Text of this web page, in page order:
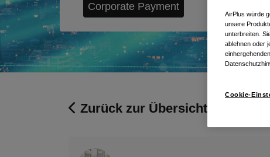
Corporate Payment
Zurück zur Übersicht
AirPlus würde
unsere
unterbreiten.
ablehnen oder
Cookie-